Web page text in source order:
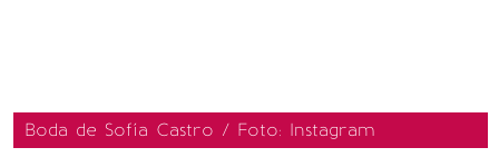
Boda de Sofía Castro / Foto: Instagram